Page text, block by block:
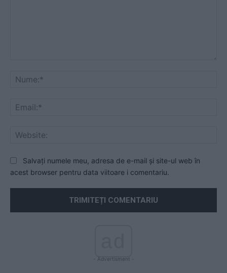
Salvați numele meu, adresa de e-mail și site-ul web în
acest browser pentru data viitoare i comentariu.
- Advertisment -